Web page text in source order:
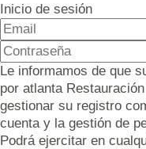
Inicio de sesión
Le informamos de que
por atlanta
gestionar su registro
cuenta y la gestión de
Podrá ejercitar en